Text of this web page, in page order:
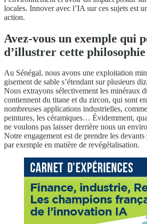
locales. Innover avec l’IA sur ces sujets est
action.
Avez-vous un exemple qui
d’illustrer cette philosophie
Au Sénégal, nous avons une exploitation
gisement de sable s’étendant sur plusieurs
Nous extrayons sélectivement les minéraux
contiennent du titane et du zircon, qui sont
nombreuses applications industrielles,
peintures, les céramiques… Évidemment,
ne voulons pas laisser derrière nous un
Notre engagement est de prendre les
par exemple en matière de revégétalisation.